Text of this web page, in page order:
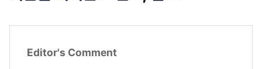
Editor's Comment